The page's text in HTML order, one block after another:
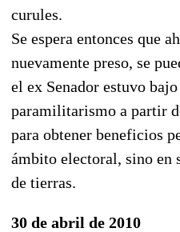
curules.
Se espera entonces que
nuevamente preso, se
el ex Senador estuvo
paramilitarismo a partir
para obtener beneficios
ámbito electoral, sino en
de tierras.
30 de abril de 2010